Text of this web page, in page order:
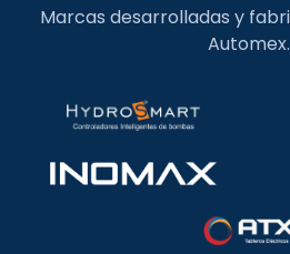
Marcas desarrolladas y
Automex.